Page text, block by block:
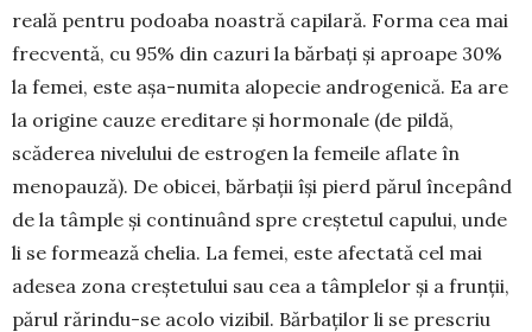
reală pentru po­doa­ba noastră capilară. Forma cea mai
frecventă, cu 95% din cazuri la bărbați și aproape 30%
la femei, este așa-numita alopecie androgenică. Ea are
la origine cauze ereditare și hormonale (de pildă,
scăderea nivelului de estro­gen la femeile aflate în
menopauză). De obicei, bărbații își pierd părul începând
de la tâmple și continuând spre creștetul capului, unde
li se for­mează chelia. La femei, este afectată cel mai
ade­sea zona crește­tului sau cea a tâmplelor și a frun­ții,
părul rărin­du-se acolo vizibil. Bărbaților li se prescriu